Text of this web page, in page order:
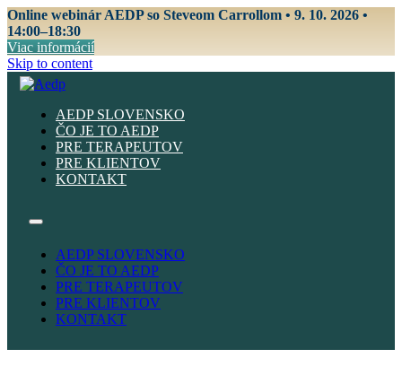
Online webinár AEDP so Steveom Carrollom • 9. 10. 2026 •
14:00–18:30
Viac informácií
Skip to content
AEDP SLOVENSKO
ČO JE TO AEDP
PRE TERAPEUTOV
PRE KLIENTOV
KONTAKT
AEDP SLOVENSKO
ČO JE TO AEDP
PRE TERAPEUTOV
PRE KLIENTOV
KONTAKT